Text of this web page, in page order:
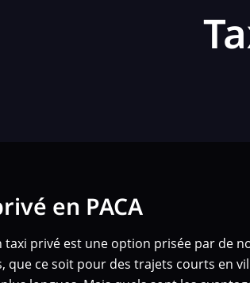
en PACA
taxi privé est une option prisée par de
que ce soit pour des trajets courts en